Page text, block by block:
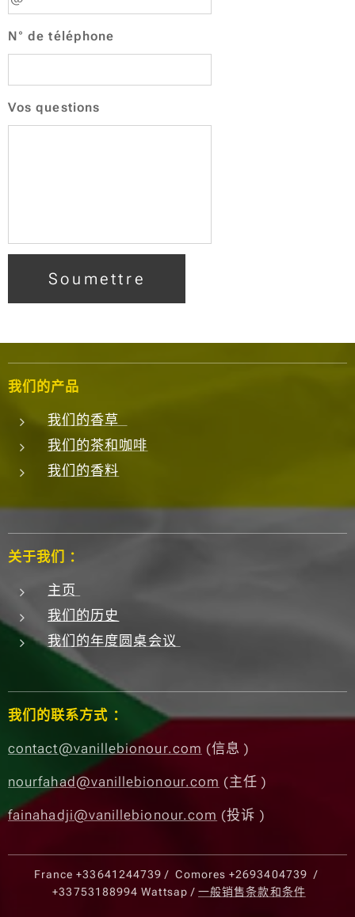
N° de téléphone
Vos questions
Soumettre
我们的产品
我们的香草
我们的茶和咖啡
我们的香料
关于我们 ：
主页
我们的历史
我们的年度圆桌会议
我们的联系方式 ：
contact@vanillebionour.com (信息 )
nourfahad@vanillebionour.com (主任 )
fainahadji@vanillebionour.com (投诉 )
France+33641244739 / Comores+2693404739 /
+33753188994Wattsap / 一般销售条款和条件